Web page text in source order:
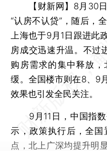
【财新网】 8月30
“认房不认贷”，随后，
上海也于9月1日跟进此
房成交迅速升温。不过
购房需求的集中释放
缓。全国楼市则在8、9
效果也引发全民关注。
9月11日，中国指数
示，政策执行后，全
点，北上广深均提升明